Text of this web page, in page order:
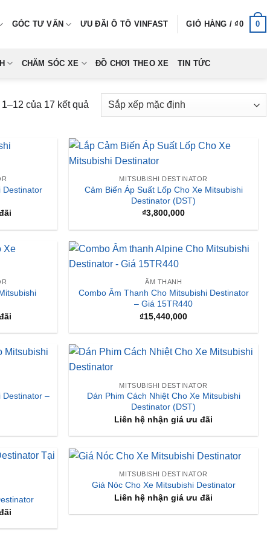
GÓC TƯ VẤN ƯU ĐÃI Ô TÔ VINFAST GIỎ HÀNG /₫0 0
CHĂM SÓC XE ĐỒ CHƠI THEO XE TIN TỨC
của 17 kết quả
Destinator
MITSUBISHI DESTINATOR
Cảm Biến Áp Suất Lốp Cho Xe Mitsubishi
Destinator (DST)
₫3,800,000
ÂM THANH
Combo Âm Thanh Cho Mitsubishi Destinator
– Giá 15TR440
₫15,440,000
Destinator –
MITSUBISHI DESTINATOR
Dán Phim Cách Nhiệt Cho Xe Mitsubishi
Destinator (DST)
Liên hệ nhận giá ưu đãi
MITSUBISHI DESTINATOR
Giá Nóc Cho Xe Mitsubishi Destinator
Liên hệ nhận giá ưu đãi